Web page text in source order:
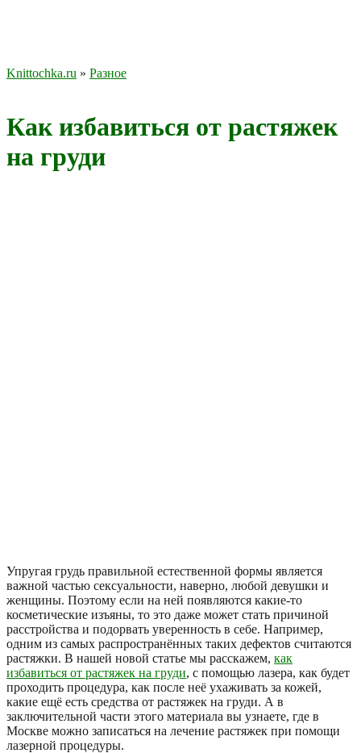
Knittochka.ru » Разное
Как избавиться от растяжек
на груди
Упругая грудь правильной естественной формы является
важной частью сексуальности, наверно, любой девушки и
женщины. Поэтому если на ней появляются какие-то
косметические изъяны, то это даже может стать причиной
расстройства и подорвать уверенность в себе. Например,
одним из самых распространённых таких дефектов считаются
растяжки. В нашей новой статье мы расскажем, как
избавиться от растяжек на груди, с помощью лазера, как будет
проходить процедура, как после неё ухаживать за кожей,
какие ещё есть средства от растяжек на груди. А в
заключительной части этого материала вы узнаете, где в
Москве можно записаться на лечение растяжек при помощи
лазерной процедуры.